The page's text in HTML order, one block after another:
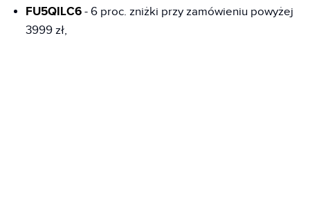
FU5QILC6 - 6 proc. zniżki przy zamówieniu powyżej
3999 zł,